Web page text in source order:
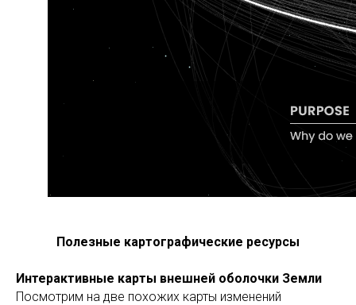
Полезные картографические ресурсы
Интерактивные карты внешней оболочки Земли
Посмотрим на две похожих карты изменений